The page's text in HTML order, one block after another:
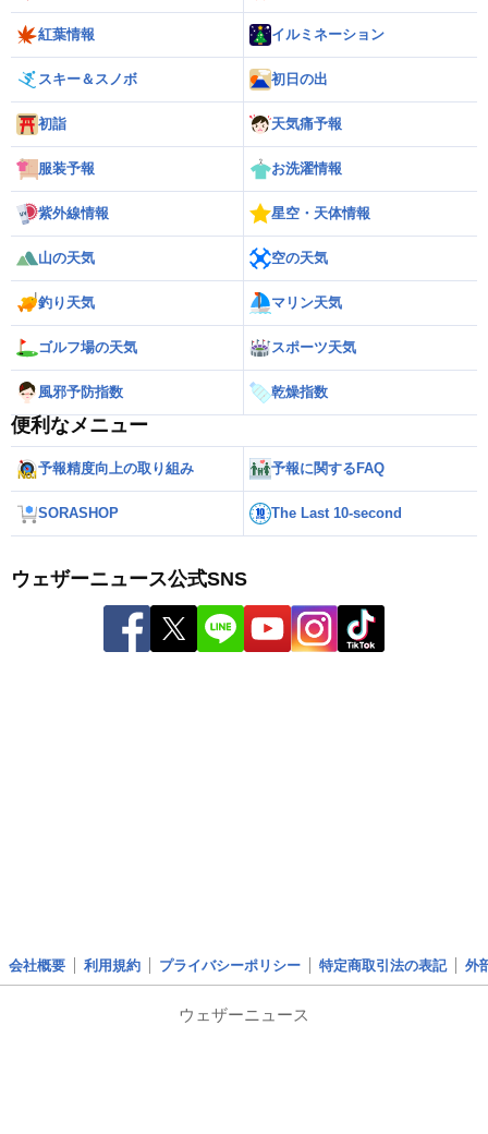
紅葉情報 イルミネーション
スキー＆スノボ 初日の出
初詣 天気痛予報
服装予報 お洗濯情報
紫外線情報 星空・天体情報
山の天気 空の天気
釣り天気 マリン天気
ゴルフ場の天気 スポーツ天気
風邪予防指数 乾燥指数
便利なメニュー
予報精度向上の取り組み 予報に関するFAQ
SORASHOP The Last 10-second
ウェザーニュース公式SNS
会社概要 利用規約 プライバシーポリシー 特定商取引法の表記 外
ウェザーニュース